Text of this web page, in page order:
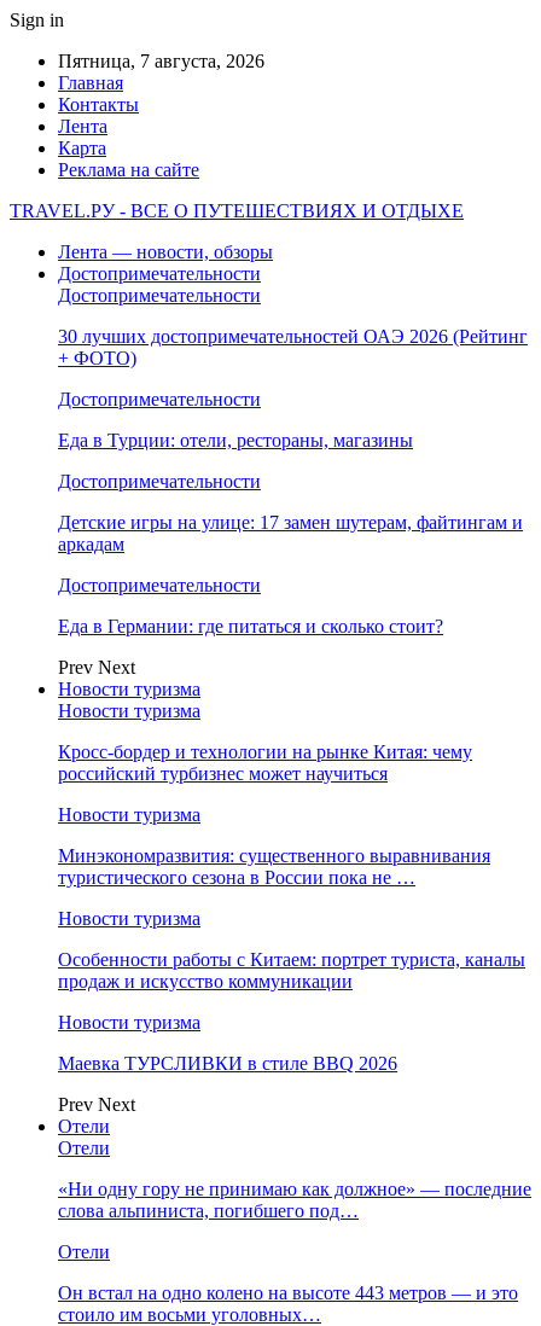
Sign in
Пятница, 7 августа, 2026
Главная
Контакты
Лента
Карта
Реклама на сайте
TRAVEL.РУ - ВСЕ О ПУТЕШЕСТВИЯХ И ОТДЫХЕ
Лента — новости, обзоры
Достопримечательности
Достопримечательности
30 лучших достопримечательностей ОАЭ 2026 (Рейтинг
+ ФОТО)
Достопримечательности
Еда в Турции: отели, рестораны, магазины
Достопримечательности
Детские игры на улице: 17 замен шутерам, файтингам и
аркадам
Достопримечательности
Еда в Германии: где питаться и сколько стоит?
Prev Next
Новости туризма
Новости туризма
Кросс-бордер и технологии на рынке Китая: чему
российский турбизнес может научиться
Новости туризма
Минэкономразвития: существенного выравнивания
туристического сезона в России пока не …
Новости туризма
Особенности работы с Китаем: портрет туриста, каналы
продаж и искусство коммуникации
Новости туризма
Маевка ТУРСЛИВКИ в стиле BBQ 2026
Prev Next
Отели
Отели
«Ни одну гору не принимаю как должное» — последние
слова альпиниста, погибшего под…
Отели
Он встал на одно колено на высоте 443 метров — и это
стоило им восьми уголовных…